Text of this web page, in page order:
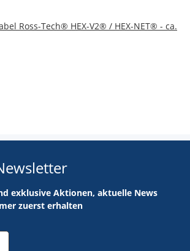
Ross-Tech® HEX-V2® / HEX-NET® - ca.
exklusive Aktionen, aktuelle News
zuerst erhalten